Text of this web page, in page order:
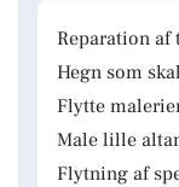
Reparation af
Hegn som
Flytte
Male lille
Flytning af